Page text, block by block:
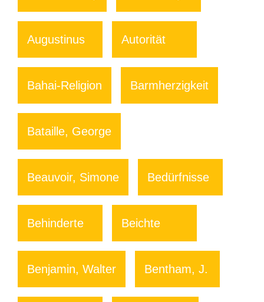
Augustinus Autorität
Bahai-Religion Barmherzigkeit
Bataille, George
Beauvoir, Simone Bedürfnisse
Behinderte Beichte
Benjamin, Walter Bentham, J.